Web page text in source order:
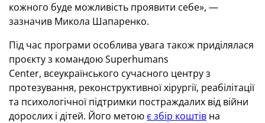
кожного буде можливість проявити себе», —
зазначив Микола Шапаренко.
Під час програми особлива увага також приділялася
проєкту з командою Superhumans
Center, всеукраїнського сучасного центру з
протезування, реконструктивної хірургії, реабілітації
та психологічної підтримки постраждалих від війни
дорослих і дітей. Його метою є збір коштів на